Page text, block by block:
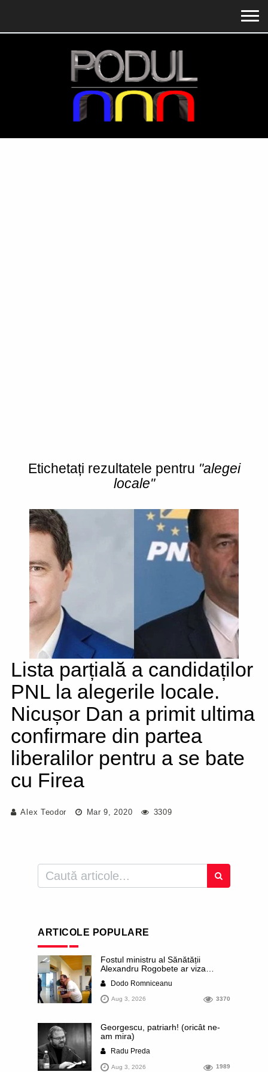
Etichetați rezultatele pentru "alegei
locale"
Lista parțială a candidaților
PNL la alegerile locale.
Nicușor Dan a primit ultima
confirmare din partea
liberalilor pentru a se bate
cu Firea
Alex Teodor Mar 9, 2020 3309
ARTICOLE POPULARE
Fostul ministru al Sănătății
Alexandru Rogobete ar viza
al orașului Timișoara. Pesedistul
publică imagini demne de Coreea
de Nord cu femei din Timișoara
Dodo Romniceanu
Aug 3, 2026 3370
Georgescu, patriarh! (oricât ne-
am mira)
Radu Preda
Aug 3, 2026 1989